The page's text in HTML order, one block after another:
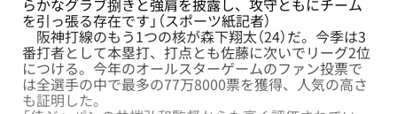
らかなグラブ捌きと強肩を披露し、攻守ともにチーム
を引っ張る存在です」（スポーツ紙記者）
阪神打線のもう1つの核が森下翔太（24）だ。今季は3
番打者として本塁打、打点とも佐藤に次いでリーグ2位
につける。今年のオールスターゲームのファン投票で
は全選手の中で最多の77万8000票を獲得、人気の高さ
も証明した。